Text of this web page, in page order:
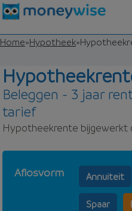
Home»Hypotheek»
Beleggen - 3 jaar
tarief
Hypotheekrente bijgewerkt
Aflosvorm Annuiteit
Spaar